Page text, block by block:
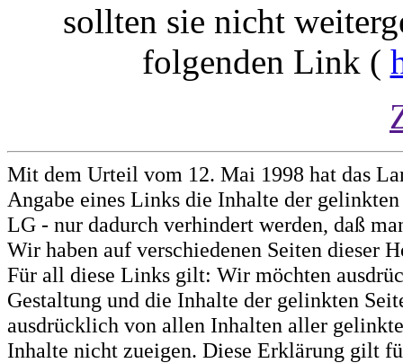
sollten sie nicht
folgenden Link (
Mit dem Urteil vom 12. Mai 1998 hat das
Angabe eines Links die Inhalte der
LG - nur dadurch verhindert werden, daß
Wir haben auf verschiedenen Seiten dieser
Für all diese Links gilt: Wir möchten
Gestaltung und die Inhalte der gelinkten
ausdrücklich von allen Inhalten aller
Inhalte nicht zueigen. Diese Erklärung gilt